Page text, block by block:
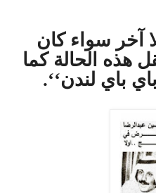
آخر سواء كان
هذه الحالة كما
باي لندن‘‘.